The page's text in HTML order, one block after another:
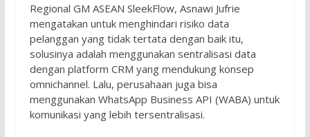
Regional GM ASEAN SleekFlow, Asnawi Jufrie
mengatakan untuk menghindari risiko data
pelanggan yang tidak tertata dengan baik itu,
solusinya adalah menggunakan sentralisasi data
dengan platform CRM yang mendukung konsep
omnichannel. Lalu, perusahaan juga bisa
menggunakan WhatsApp Business API (WABA) untuk
komunikasi yang lebih tersentralisasi.